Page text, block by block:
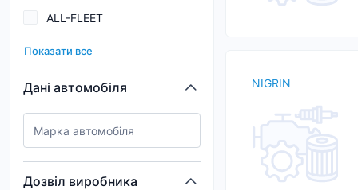
ALL-FLEET
AND
AutoGuard
BARDAHL
Показати все
Дані автомобіля
Дозвіл виробника
NIGRIN